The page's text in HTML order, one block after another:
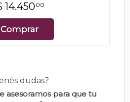
14.45000
Comprar
dudas?
asesoramos para que tu